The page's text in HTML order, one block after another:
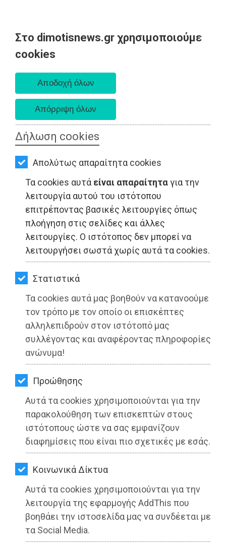
Στο dimotisnews.gr χρησιμοποιούμε
cookies
Δήλωση cookies
Απολύτως απαραίτητα cookies
Τα cookies αυτά είναι απαραίτηταγια την
λειτουργία αυτού του ιστότοπου
επιτρέποντας βασικές λειτουργίες όπως
πλοήγηση στις σελίδες και άλλες
λειτουργίες. Ο ιστότοπος δεν μπορεί να
λειτουργήσει σωστά χωρίς αυτά τα cookies.
Στατιστικά
Τα cookies αυτά μας βοηθούν να κατανοούμε
τον τρόπο με τον οποίο οι επισκέπτες
αλληλεπιδρούν στον ιστότοπό μας
συλλέγοντας και αναφέροντας πληροφορίες
ανώνυμα!
Προώθησης
Αυτά τα cookies χρησιμοποιούνται για την
παρακολούθηση των επισκεπτών στους
ιστότοπους ώστε να σας εμφανίζουν
διαφημίσεις που είναι πιο σχετικές με εσάς.
Kοινωνικά Δίκτυα
Αυτά τα cookies χρησιμοποιούνται για την
λειτουργία της εφαρμογής AddThis που
βοηθάει την ιστοσελίδα μας να συνδέεται με
τα Social Media.
AΡΧΙΚΗ
ΕΙΔΗΣΕΙΣ
ΠΟΛΙΤΙΚΗ
ΤΟΠΙΚΗ
ΑΥΤΟΔΙΟΙΚΗΣΗ
ΟΙΚΟΝΟΜΙΑ
ΑΘΛΗΤΙΣΜΟΣ
ΠΟΛΙΤΙΣΜΟΣ
ΣΠΙΤΙ-
ΚΗΠΟΣ
ΥΓΕΙΑ
LIFESTYLE
ΤΑΞΙΔΙΑ
ΕΞΟΔΟΣ
ΠΕΡΙΒΑΛΛΟΝ
ΚΑΤΟΙΚΙΔΙΟ
ΑΓΓΕΛΙΕΣ
ΕΦΗΜΕΡΙΔΕΣ
OΔΗΓΟΣ
ΑΓΟΡΑΣ
ΨΙΘΥΡΟΙ
ΑΠΟΣΤΟΛΗ
ΑΡΘΡΩΝ
ΤΟΠΙΚΗ ΑΥΤΟΔΙΟΙΚΗΣΗ - Μαραθώνας
Η ΣΥΜΜΑΧΙΑ του Σπύρου Λιβαθινού
καταγγέλλει την καταχρηστική
εξουσία του Δημάρχου Μαραθώνα
Στέργιου Τσίρκα
Διαβάστηκε 7701 φορές
27-05-2025
Από τo Dimotisnews